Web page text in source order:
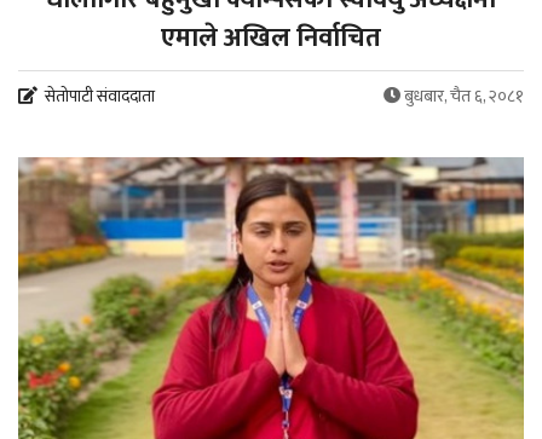
एमाले अखिल निर्वाचित
सेतोपाटी संवाददाता बुधबार, चैत ६, २०८१